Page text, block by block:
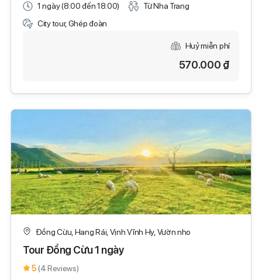
1 ngày (8:00 đến 18:00)
Từ Nha Trang
City tour, Ghép đoàn
Huỷ miễn phí
570.000 ₫
Đồng Cừu, Hang Rái, Vịnh Vĩnh Hy, Vườn nho
Tour Đồng Cừu 1 ngày
5 (4 Reviews)